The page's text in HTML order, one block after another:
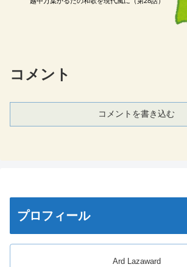
コメント
コメントを書き込む
プロフィール
Ard Lazaward